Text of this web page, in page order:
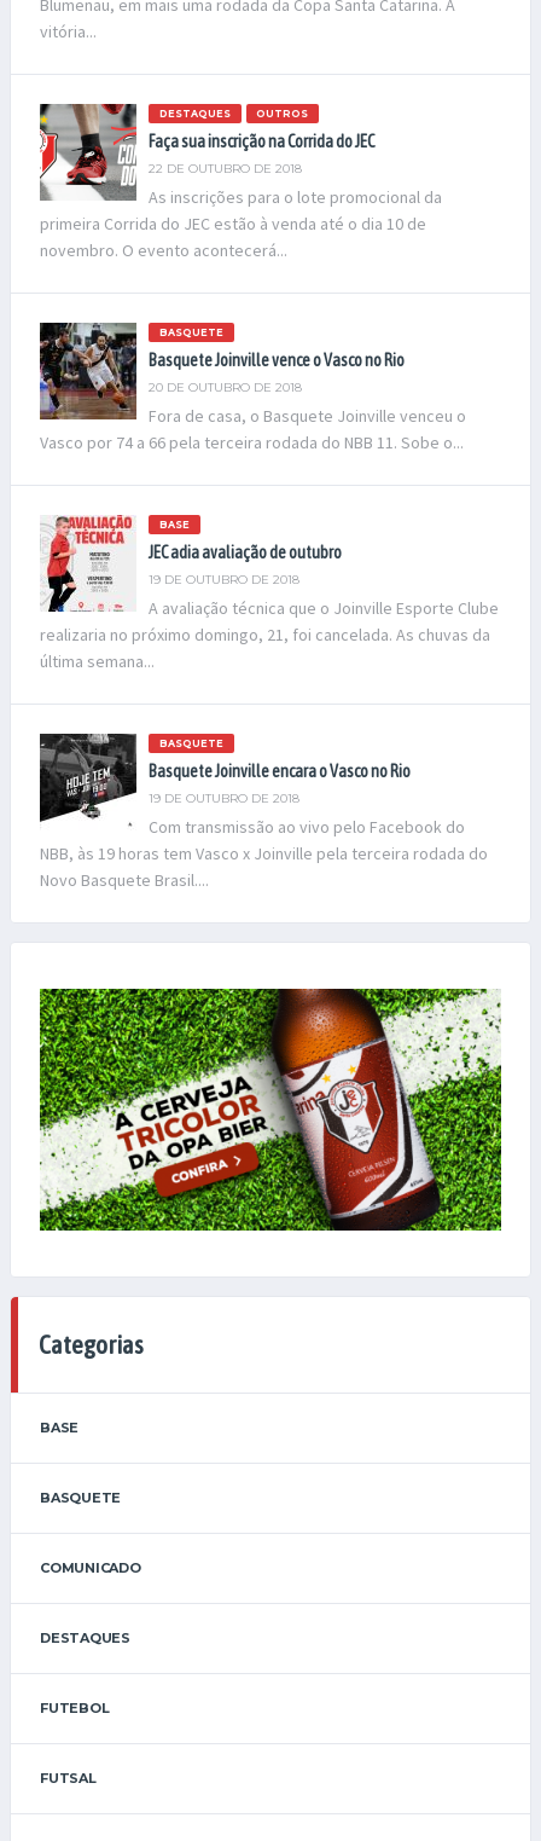
Blumenau, em mais uma rodada da Copa Santa Catarina. A
vitória...
DESTAQUES OUTROS
Faça sua inscrição na Corrida do JEC
22 DE OUTUBRO DE 2018
As inscrições para o lote promocional da
primeira Corrida do JEC estão à venda até o dia 10 de
novembro. O evento acontecerá...
BASQUETE
Basquete Joinville vence o Vasco no Rio
20 DE OUTUBRO DE 2018
Fora de casa, o Basquete Joinville venceu o
Vasco por 74 a 66 pela terceira rodada do NBB 11. Sobe o...
BASE
JEC adia avaliação de outubro
19 DE OUTUBRO DE 2018
A avaliação técnica que o Joinville Esporte Clube
realizaria no próximo domingo, 21, foi cancelada. As chuvas da
última semana...
BASQUETE
Basquete Joinville encara o Vasco no Rio
19 DE OUTUBRO DE 2018
Com transmissão ao vivo pelo Facebook do
NBB, às 19 horas tem Vasco x Joinville pela terceira rodada do
Novo Basquete Brasil....
Categorias
BASE
BASQUETE
COMUNICADO
DESTAQUES
FUTEBOL
FUTSAL